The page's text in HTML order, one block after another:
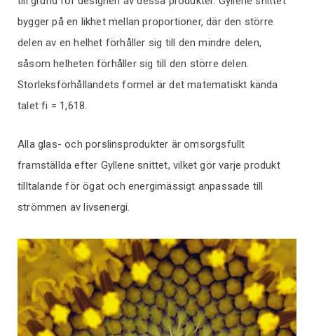
bygger på en likhet mellan proportioner, där den större
delen av en helhet förhåller sig till den mindre delen,
såsom helheten förhåller sig till den större delen.
Storleksförhållandets formel är det matematiskt kända
talet fi = 1,618.
Alla glas- och porslinsprodukter är omsorgsfullt
framställda efter Gyllene snittet, vilket gör varje produkt
tilltalande för ögat och energimässigt anpassade till
strömmen av livsenergi.